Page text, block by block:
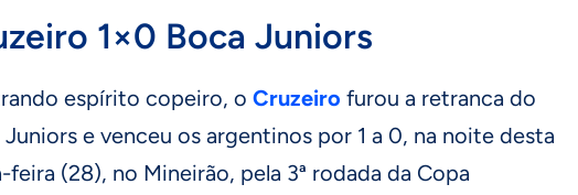
1×0 Boca Juniors
espírito copeiro, o Cruzeiro furou a retranca do
Juniors e venceu os argentinos por 1 a 0, na noite desta
feira (28), no Mineirão, pela 3ª rodada da Copa